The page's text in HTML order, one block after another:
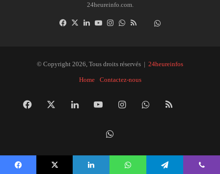
24heureinfo.com.
Facebook
X LinkedinYouTubeInstagramWhatsAppDailymotion
© Copyright 2026, Tous droits réservés | 24heureinfos
Home Contactez-nous
Facebook LinkedinYouTubeInstagramWhatsApp
RSS
la